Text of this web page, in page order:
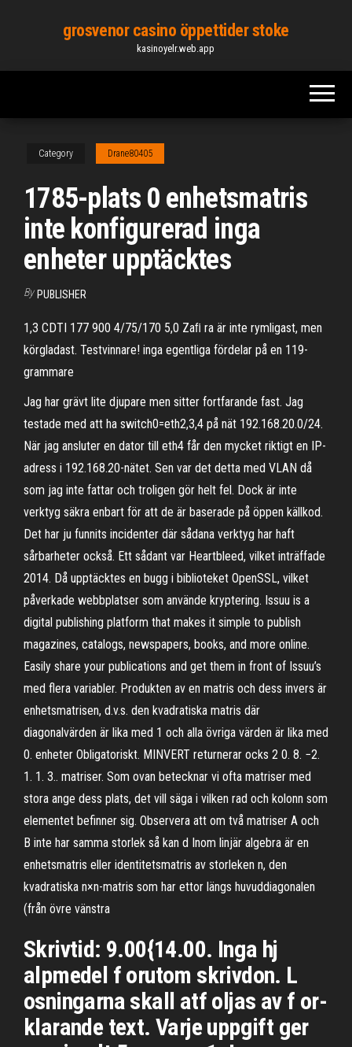
content
grosvenor casino öppettider stoke
kasinoyelr.web.app
Category Drane80405
1785-plats 0 enhetsmatris
inte konfigurerad inga
enheter upptäcktes
By PUBLISHER
1,3 CDTI 177 900 4/75/170 5,0 Zaﬁ ra är inte rymligast, men
körgladast. Testvinnare! inga egentliga fördelar på en 119-
grammare
Jag har grävt lite djupare men sitter fortfarande fast. Jag
testade med att ha switch0=eth2,3,4 på nät 192.168.20.0/24.
När jag ansluter en dator till eth4 får den mycket riktigt en IP-
adress i 192.168.20-nätet. Sen var det detta med VLAN då
som jag inte fattar och troligen gör helt fel. Dock är inte
verktyg säkra enbart för att de är baserade på öppen källkod.
Det har ju funnits incidenter där sådana verktyg har haft
sårbarheter också. Ett sådant var Heartbleed, vilket inträffade
2014. Då upptäcktes en bugg i biblioteket OpenSSL, vilket
påverkade webbplatser som använde kryptering. Issuu is a
digital publishing platform that makes it simple to publish
magazines, catalogs, newspapers, books, and more online.
Easily share your publications and get them in front of Issuu’s
med flera variabler. Produkten av en matris och dess invers är
enhetsmatrisen, d.v.s. den kvadratiska matris där
diagonalvärden är lika med 1 och alla övriga värden är lika med
0. enheter Obligatoriskt. MINVERT returnerar ocks 2 0. 8. −2.
1. 1. 3.. matriser. Som ovan betecknar vi ofta matriser med
stora ange dess plats, det vill säga i vilken rad och kolonn som
elementet befinner sig. Observera att om två matriser A och
B inte har samma storlek så kan d Inom linjär algebra är en
enhetsmatris eller identitetsmatris av storleken n, den
kvadratiska n×n-matris som har ettor längs huvuddiagonalen
(från övre vänstra
Skrivtid: 9.00{14.00. Inga hj
alpmedel f orutom skrivdon. L
osningarna skall atf oljas av f or-
klarande text. Varje uppgift ger